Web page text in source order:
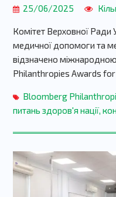
25/06/2025
Комітет Верховної Ради
медичної допомоги та
відзначено
Philanthropies Awards
Bloomberg
питань здоров'я нації,